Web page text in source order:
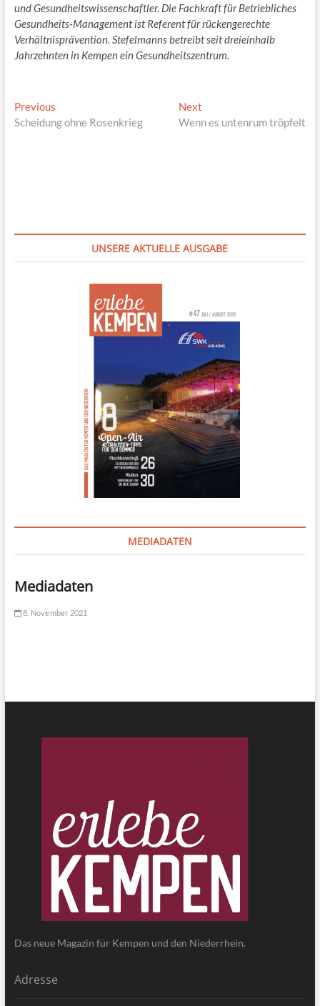
und Gesundheitswissenschaftler. Die Fachkraft für Betriebliches
Gesundheits-Management ist Referent für rückengerechte
Verhältnisprävention. Stefelmanns betreibt seit dreieinhalb
Jahrzehnten in Kempen ein Gesundheitszentrum.
Beitragsnavigation
PreviousPrevious
post:
Scheidung ohne Rosenkrieg
Next
post:
Wenn es untenrum tröpfelt
UNSERE AKTUELLE AUSGABE
MEDIADATEN
Mediadaten
8. November 2021
Das neue Magazin für Kempen und den Niederrhein.
Adresse